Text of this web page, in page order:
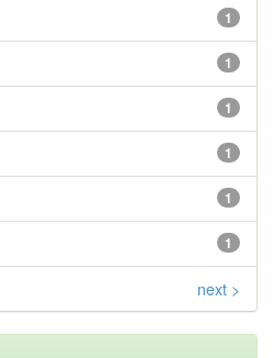
1
1
1
1
1
1
next >